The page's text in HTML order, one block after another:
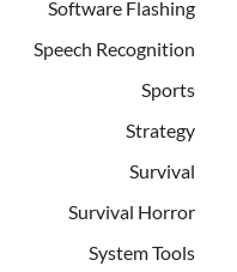
Software Flashing
Speech Recognition
Sports
Strategy
Survival
Survival Horror
System Tools